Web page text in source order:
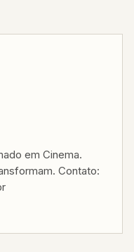
em Cinema.
Contato: